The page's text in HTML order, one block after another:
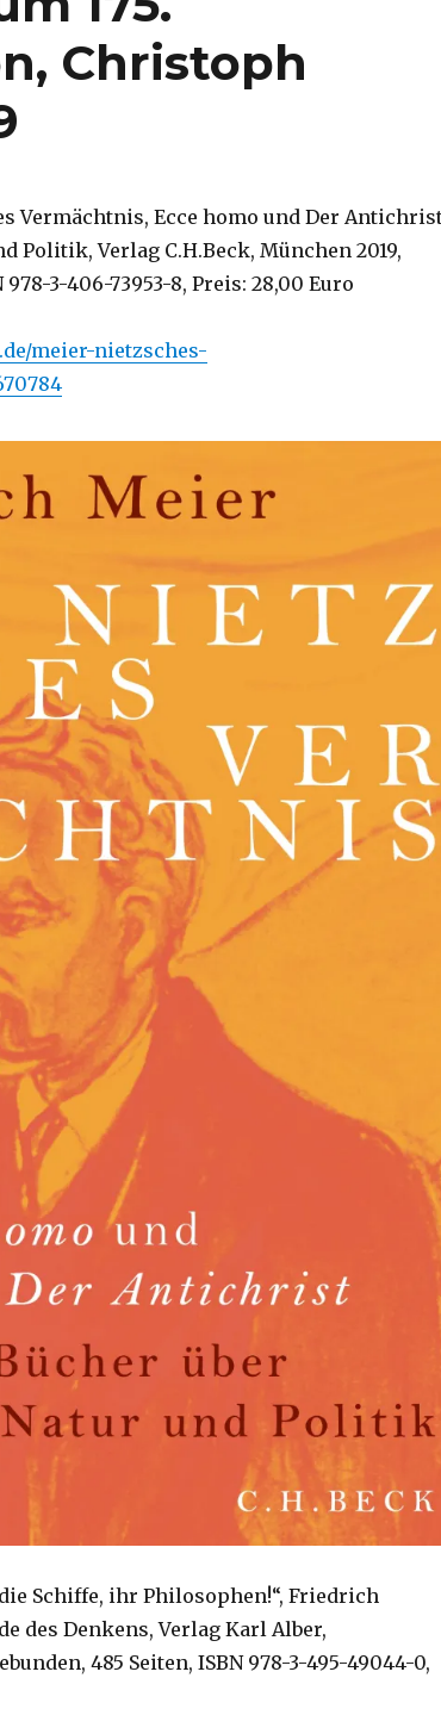
Christoph
Vermächtnis, Ecce homo und Der
Politik, Verlag C.H.Beck, München 2019,
978-3-406-73953-8, Preis: 28,00 Euro
meier-nietzsches-
Schiffe, ihr Philosophen!“, Friedrich
des Denkens, Verlag Karl Alber,
485 Seiten, ISBN 978-3-495-49044-0,